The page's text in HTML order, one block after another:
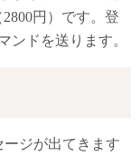
円）です。登
ンドを送ります。
ジが出てきます